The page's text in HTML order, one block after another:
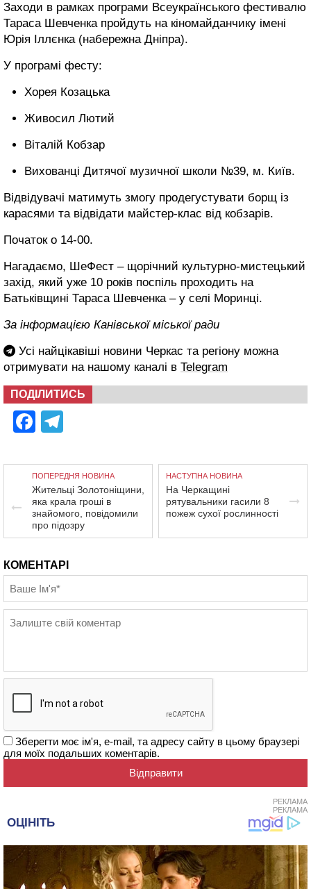
Заходи в рамках програми Всеукраїнського фестивалю
Тараса Шевченка пройдуть на кіномайданчику імені
Юрія Іллєнка (набережна Дніпра).
У програмі фесту:
Хорея Козацька
Живосил Лютий
Віталій Кобзар
Вихованці Дитячої музичної школи №39, м. Київ.
Відвідувачі матимуть змогу продегустувати борщ із
карасями та відвідати майстер-клас від кобзарів.
Початок о 14-00.
Нагадаємо, ШеФест – щорічний культурно-мистецький
захід, який уже 10 років поспіль проходить на
Батьківщині Тараса Шевченка – у селі Моринці.
За інформацією Канівської міської ради
Усі найцікавіші новини Черкас та регіону можна
отримувати на нашому каналі в Telegram
ПОДІЛИТИСЬ
Facebook
ПОПЕРЕДНЯ НОВИНА
Жительці Золотоніщини,
яка крала гроші в
знайомого, повідомили
про підозру
НАСТУПНА НОВИНА
На Черкащині
рятувальники гасили 8
пожеж сухої рослинності
КОМЕНТАРІ
Зберегти моє ім'я, e-mail, та адресу сайту в цьому браузері
для моїх подальших коментарів.
РЕКЛАМА
РЕКЛАМА